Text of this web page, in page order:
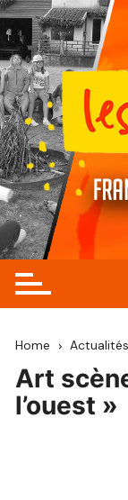
Skip
to
content
Home Actualités
Art
l’ouest »